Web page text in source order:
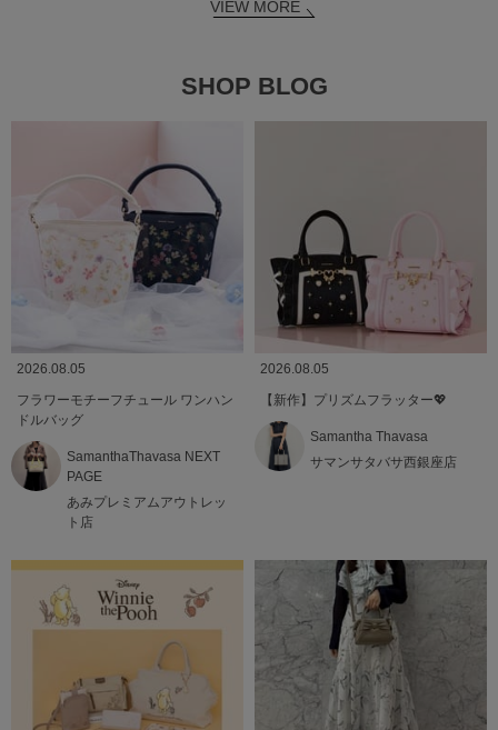
VIEW MORE
SHOP BLOG
2026.08.05
フラワーモチーフチュール ワンハン
ドルバッグ
SamanthaThavasa NEXT
PAGE
あみプレミアムアウトレッ
ト店
2026.08.05
【新作】プリズムフラッター💖
Samantha Thavasa
サマンサタバサ西銀座店